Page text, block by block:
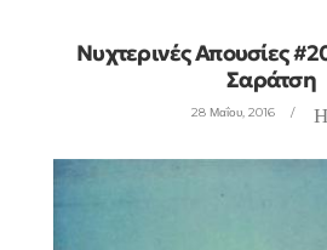
Νυχτερινές Απουσίες
Σαράτση
28 Μαΐου, 2016